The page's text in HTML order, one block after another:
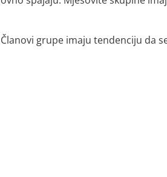
grupe imaju tendenciju da